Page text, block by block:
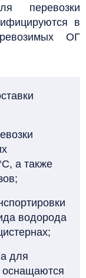
перевозки
в
ОГ
а также
водорода
для
оснащаются